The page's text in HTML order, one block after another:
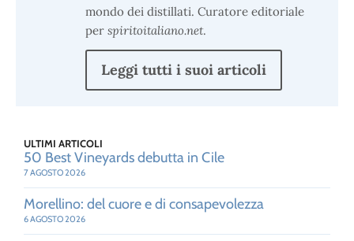
mondo dei distillati. Curatore editoriale
per spiritoitaliano.net.
Leggi tutti i suoi articoli
ULTIMI ARTICOLI
50 Best Vineyards debutta in Cile
7 AGOSTO 2026
Morellino: del cuore e di consapevolezza
6 AGOSTO 2026